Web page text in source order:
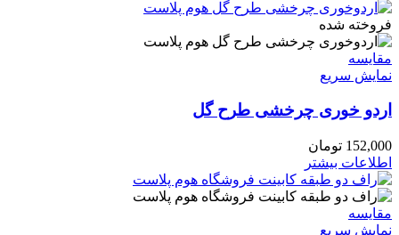
فروخته شده
مقايسه
نمایش سریع
اردو خوری چرخشی طرح گل
152,000 تومان
اطلاعات بیشتر
مقايسه
نمایش سریع